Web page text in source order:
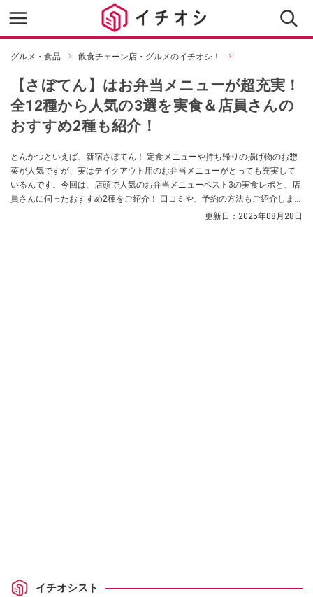
グルメ・食品 飲食チェーン店・グルメのイチオシ！
【さぼてん】はお弁当メニューが超充実！
全12種から人気の3選を実食＆店員さんの
おすすめ2種も紹介！
とんかつといえば、新宿さぼてん！ 定食メニューや持ち帰りの揚げ物のお惣
菜が人気ですが、実はテイクアウト用のお弁当メニューがとっても充実して
いるんです。今回は、店頭で人気のお弁当メニューベスト3の実食レポと、店
員さんに伺ったおすすめ2種をご紹介！ 口コミや、予約の方法もご紹介しま
す！ 読めば明日のランチにとんかつが食べたくなること間違いなし！ ぜひ参
更新日： 2025年08月28日
イチオシスト